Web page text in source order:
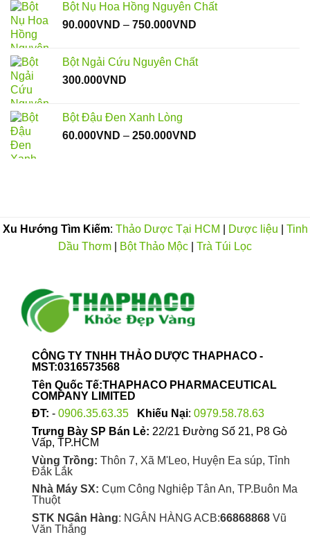
80.000VND
Bột Nụ Hoa Hồng Nguyên Chất
90.000VND – 750.000VND
90.000VND
Bột Ngải Cứu Nguyên Chất
300.000VND
Bột Đậu Đen Xanh Lòng
60.000VND – 250.000VND
Xu Hướng Tìm Kiếm: Thảo Dược Tại HCM Dược liệu
Tinh
Dầu Thơm
Bột Thảo Mộc Trà Túi Lọc
CÔNG TY TNHH THẢO DƯỢC THAPHACO -
MST:0316573568
Tên Quốc Tế:THAPHACO PHARMACEUTICAL
COMPANY LIMITED
ĐT: - 0906.35.63.35 Khiếu Nại: 0979.58.78.63
Trưng Bày SP Bán Lẻ: 22/21 Đường Số 21, P8 Gò
Vấp, TP.HCM
Vùng Trồng: Thôn 7, Xã M'Leo, Huyện Ea súp, Tỉnh
Đắk Lắk
Nhà Máy SX: Cụm Công Nghiệp Tân An, TP.Buôn Ma
Thuột
STK NGân Hàng: NGÂN HÀNG ACB:66868868Vũ
Văn Thắng